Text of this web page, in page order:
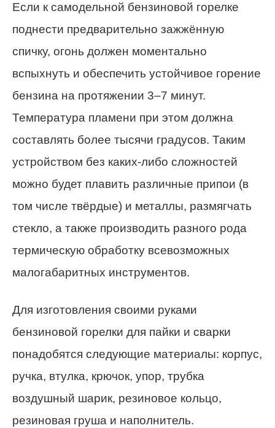
Если к самодельной бензиновой горелке
поднести предварительно зажжённую
спичку, огонь должен моментально
вспыхнуть и обеспечить устойчивое горение
бензина на протяжении 3–7 минут.
Температура пламени при этом должна
составлять более тысячи градусов. Таким
устройством без каких-либо сложностей
можно будет плавить различные припои (в
том числе твёрдые) и металлы, размягчать
стекло, а также производить разного рода
термическую обработку всевозможных
малогабаритных инструментов.
Для изготовления своими руками
бензиновой горелки для пайки и сварки
понадобятся следующие материалы: корпус,
ручка, втулка, крючок, упор, трубка
воздушный шарик, резиновое кольцо,
резиновая груша и наполнитель.